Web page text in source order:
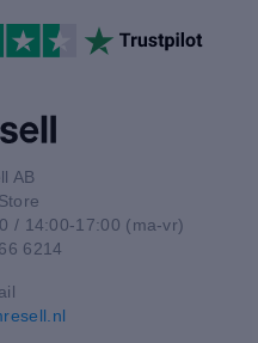
AB
/ 14:00-17:00 (ma-vr)
6214